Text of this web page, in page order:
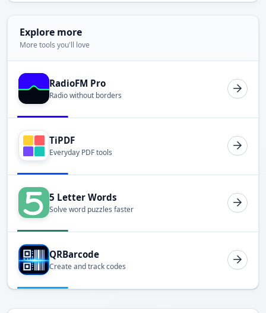
Explore more
More tools you'll love
RadioFM Pro
Radio without borders
TiPDF
Everyday PDF tools
5 Letter Words
Solve word puzzles faster
QRBarcode
Create and track codes